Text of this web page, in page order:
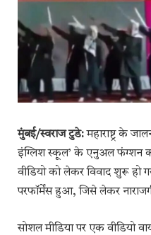
मुंबई/स्वराज टुडे:महाराष्ट्र के
इंग्लिश स्कूल’ के एनुअल फंग्शन
वीडियो को लेकर विवाद शुरू हो
परफॉर्मेंस हुआ, जिसे लेकर
सोशल मीडिया पर एक वीडियो